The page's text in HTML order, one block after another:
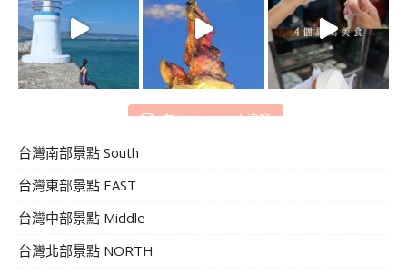
在 Instagram 上追蹤
台灣南部景點 South
台灣東部景點 EAST
台灣中部景點 Middle
台灣北部景點 NORTH